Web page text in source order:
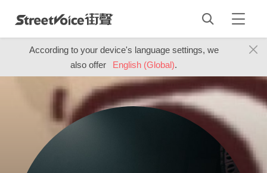
According to your device's language settings, we
also offer
English (Global).